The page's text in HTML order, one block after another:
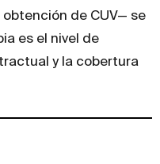
obtención de CUV— se
es el nivel de
y la cobertura